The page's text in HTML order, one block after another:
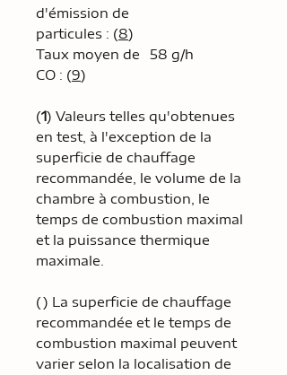
d'émission de
particules : (8)
Taux moyen de
CO : (9)
58 g/h
(1) Valeurs telles qu'obtenues
en test, à l'exception de la
superficie de chauffage
recommandée, le volume de la
chambre à combustion, le
temps de combustion maximal
et la puissance thermique
maximale.
() La superficie de chauffage
recommandée et le temps de
combustion maximal peuvent
varier selon la localisation de